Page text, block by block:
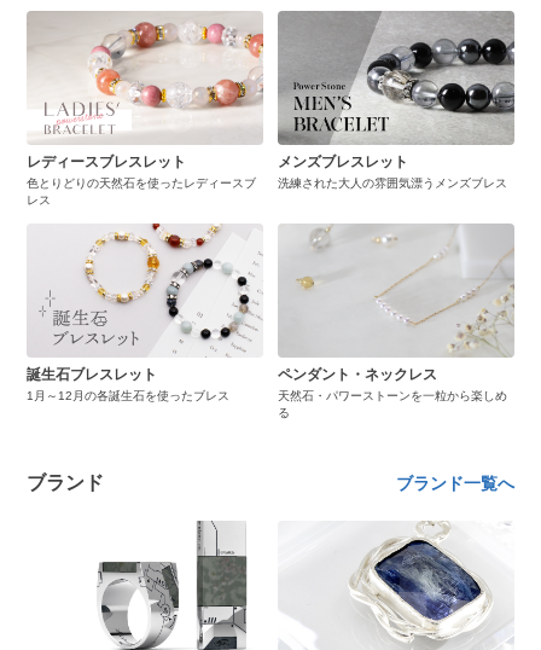
レディースブレスレット
色とりどりの天然石を使ったレディースブ
レス
メンズブレスレット
洗練された大人の雰囲気漂うメンズブレス
誕生石ブレスレット
1月～12月の各誕生石を使ったブレス
ペンダント・ネックレス
天然石・パワーストーンを一粒から楽しめ
る
ブランド ブランド一覧へ